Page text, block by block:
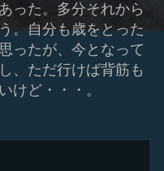
った。多分それから
。自分も歳をとった
ったが、今となって
、ただ行けば背筋も
けど・・・。